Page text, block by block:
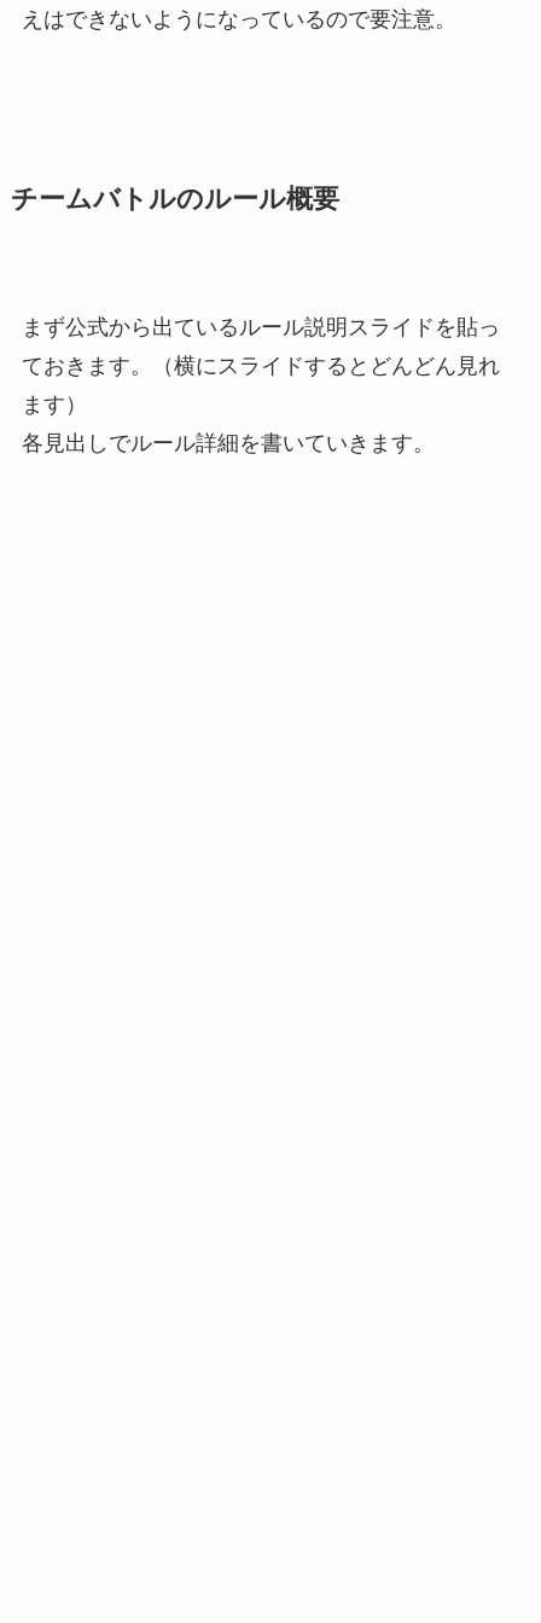
えはできないようになっているので要注意。
チームバトルのルール概要
まず公式から出ているルール説明スライドを貼っ
ておきます。（横にスライドするとどんどん見れ
ます）
各見出しでルール詳細を書いていきます。